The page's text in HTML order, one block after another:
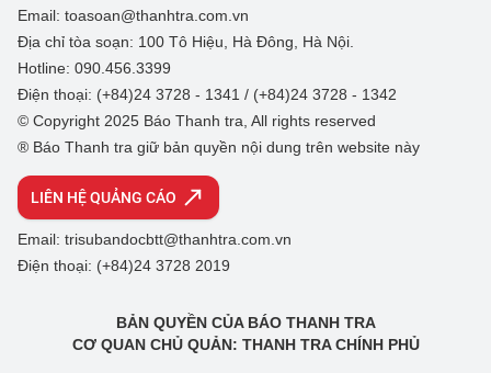
Email: toasoan@thanhtra.com.vn
Địa chỉ tòa soạn: 100 Tô Hiệu, Hà Đông, Hà Nội.
Hotline: 090.456.3399
Điện thoại: (+84)24 3728 - 1341 / (+84)24 3728 - 1342
© Copyright 2025 Báo Thanh tra, All rights reserved
® Báo Thanh tra giữ bản quyền nội dung trên website này
LIÊN HỆ QUẢNG CÁO
Email: trisubandocbtt@thanhtra.com.vn
Điện thoại: (+84)24 3728 2019
BẢN QUYỀN CỦA BÁO THANH TRA
CƠ QUAN CHỦ QUẢN: THANH TRA CHÍNH PHỦ